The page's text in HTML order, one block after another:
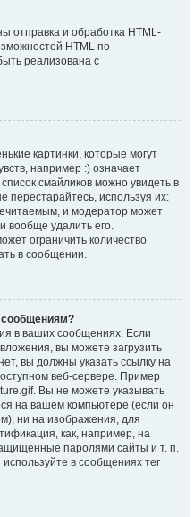
отправка и обработка HTML-
HTML по
реализована с
картинки, которые могут
например :) означает
смайликов можно увидеть в
перестарайтесь, используя их:
и модератор может
вообще удалить его.
ограничить количество
в сообщении.
сообщениям?
в ваших сообщениях. Если
вы можете загрузить
вы должны указать ссылку на
веб-сервере. Пример
Вы не можете указывать
на вашем компьютере (если он
ни на изображения, для
как, например, на
паролями сайты и т. п.
в сообщениях тег